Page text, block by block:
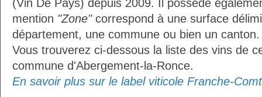
(Vin De Pays) depuis 2009. Il possède
mention "Zone"correspond à une surface
département, une commune ou bien un canton.
Vous trouverez ci-dessous la liste des vins de
commune d'Abergement-la-Ronce.
En savoir plus sur le label viticole Franche-